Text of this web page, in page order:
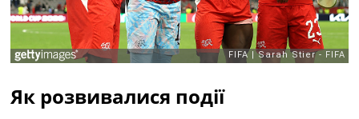
Новини футболу
Відео
Новини футболу України
Футбольні трансфери
Конкурс прогнозів
Як розвивалися події